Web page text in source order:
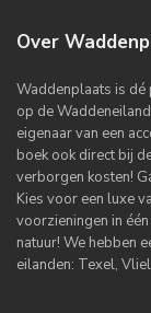
Over
Waddenplaats is dé
op de
eigenaar van een
boek ook direct bij
verborgen kosten!
Kies voor een luxe
voorzieningen in
natuur! We hebben
eilanden: Texel,